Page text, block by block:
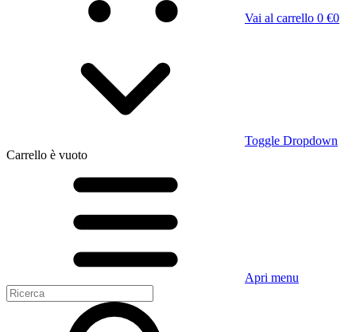
Vai al carrello 0 €0
Toggle Dropdown
Carrello è vuoto
Apri menu